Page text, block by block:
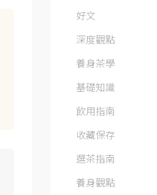
好文
深度觀點
養身茶學
基礎知識
飲用指南
收藏保存
選茶指南
養身觀點